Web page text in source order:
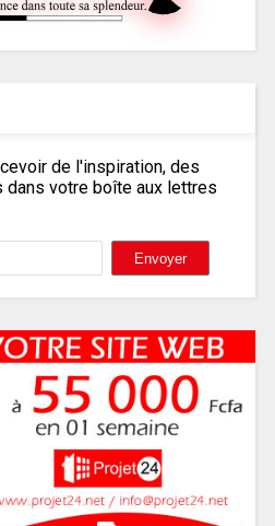
de l'inspiration, des
votre boîte aux lettres